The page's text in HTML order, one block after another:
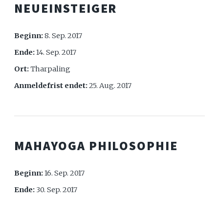
NEUEINSTEIGER
Beginn:8. Sep. 2017
Ende:14. Sep. 2017
Ort:Tharpaling
Anmeldefrist endet:25. Aug. 2017
MAHAYOGA PHILOSOPHIE
Beginn:16. Sep. 2017
Ende: 30. Sep. 2017